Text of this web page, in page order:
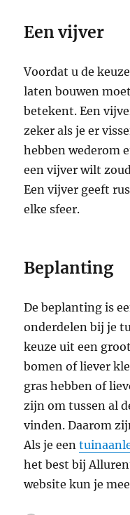
Een vijver
Voordat u de
laten bouwen
betekent. Een
zeker als je er
hebben wederom
een vijver wilt
Een vijver geeft
elke sfeer.
Beplanting
De beplanting is
onderdelen bij je
keuze uit een
bomen of liever
gras hebben of
zijn om tussen al
vinden. Daarom
Als je een
het best bij
website kun je